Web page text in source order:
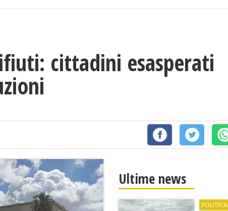
cittadini esasperati
Ultime news
POLITICA